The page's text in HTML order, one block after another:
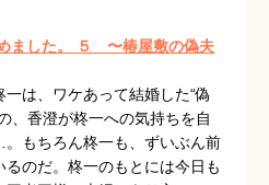
ました。 ５ 〜椿屋敷の偽夫
は、ワケあって結婚した“偽
香澄が柊一への気持ちを自
もちろん柊一も、ずいぶん前
のだ。柊一のもとには今日も